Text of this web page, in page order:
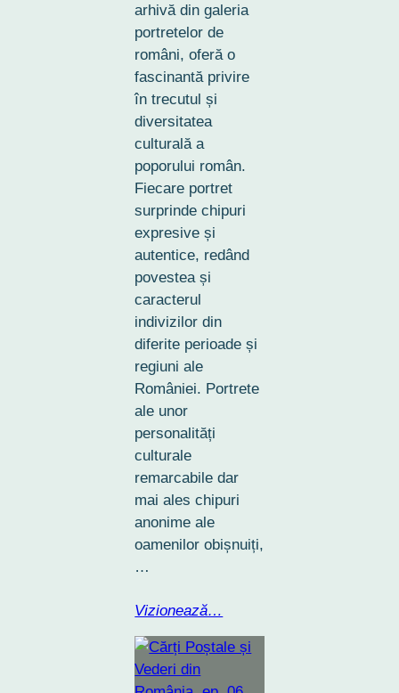
arhivă din galeria
portretelor de
români, oferă o
fascinantă privire
în trecutul și
diversitatea
culturală a
poporului român.
Fiecare portret
surprinde chipuri
expresive și
autentice, redând
povestea și
caracterul
indivizilor din
diferite perioade și
regiuni ale
României. Portrete
ale unor
personalități
culturale
remarcabile dar
mai ales chipuri
anonime ale
oamenilor obișnuiți,
…
Vizionează…